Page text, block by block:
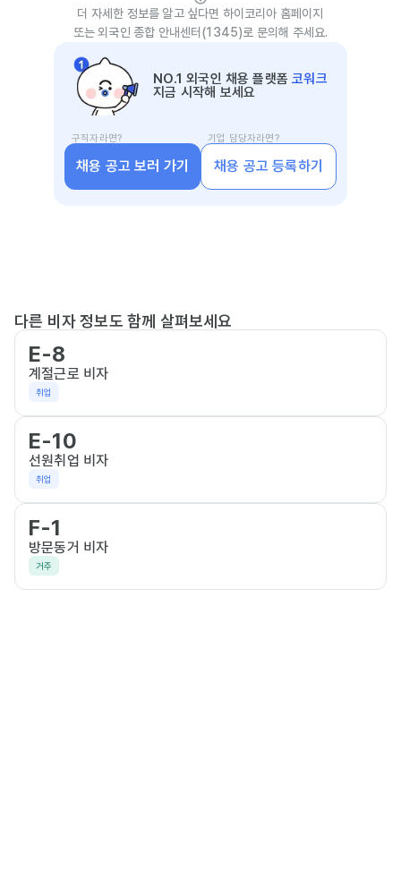
더 자세한 정보를 알고 싶다면 하이코리아 홈페이지
또는 외국인 종합 안내센터(1345)로 문의해 주세요.
NO.1 외국인 채용 플랫폼코워크
지금 시작해 보세요
구직자라면?
채용 공고 보러 가기
기업 담당자라면?
채용 공고 등록하기
다른 비자 정보도 함께 살펴보세요
E-8
계절근로 비자
취업
E-10
선원취업 비자
취업
F-1
방문동거 비자
거주